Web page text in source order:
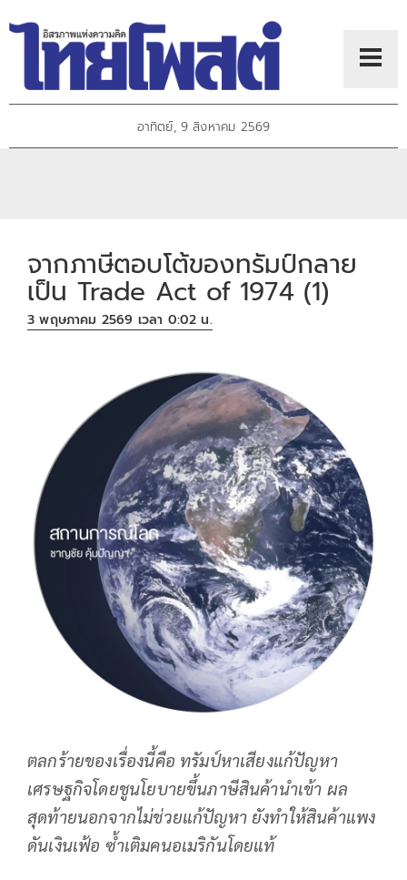
อาทิตย์, 9 สิงหาคม 2569
จากภาษีตอบโต้ของทรัมป์กลาย
เป็น Trade Act of 1974 (1)
3 พฤษภาคม 2569 เวลา 0:02 น.
ตลกร้ายของเรื่องนี้คือ ทรัมป์หาเสียงแก้ปัญหา
เศรษฐกิจโดยชูนโยบายขึ้นภาษีสินค้านำเข้า ผล
สุดท้ายนอกจากไม่ช่วยแก้ปัญหา ยังทำให้สินค้าแพง
ดันเงินเฟ้อ ซ้ำเติมคนอเมริกันโดยแท้